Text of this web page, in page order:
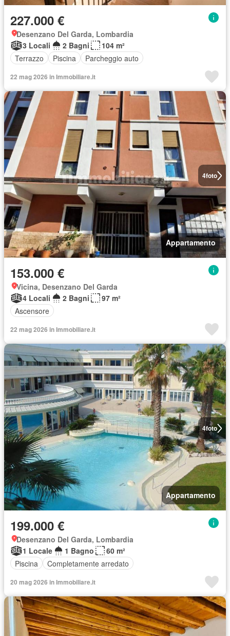
227.000 €
Desenzano Del Garda, Lombardia
3 Locali
2 Bagni
104 m²
Terrazzo
Piscina Parcheggio auto
22 mag 2026 in Immobiliare.it
4foto
Appartamento
153.000 €
Vicina, Desenzano Del Garda
4 Locali
2 Bagni
97 m²
Ascensore
22 mag 2026 in Immobiliare.it
4foto
Appartamento
199.000 €
Desenzano Del Garda, Lombardia
1 Locale
1 Bagno
60 m²
Piscina
Completamente arredato
20 mag 2026 in Immobiliare.it